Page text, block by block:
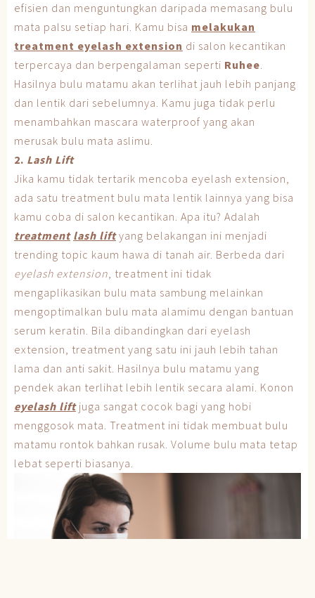
efisien dan menguntungkan daripada memasang bulu
mata palsu setiap hari. Kamu bisa melakukan
treatment eyelash extension di salon kecantikan
terpercaya dan berpengalaman seperti Ruhee.
Hasilnya bulu matamu akan terlihat jauh lebih panjang
dan lentik dari sebelumnya. Kamu juga tidak perlu
menambahkan mascara waterproof yang akan
merusak bulu mata aslimu.
2. Lash Lift
Jika kamu tidak tertarik mencoba eyelash extension,
ada satu treatment bulu mata lentik lainnya yang bisa
kamu coba di salon kecantikan. Apa itu? Adalah
treatment lash liftyang belakangan ini menjadi
trending topic kaum hawa di tanah air. Berbeda dari
eyelash extension, treatment ini tidak
mengaplikasikan bulu mata sambung melainkan
mengoptimalkan bulu mata alamimu dengan bantuan
serum keratin. Bila dibandingkan dari eyelash
extension, treatment yang satu ini jauh lebih tahan
lama dan anti sakit. Hasilnya bulu matamu yang
pendek akan terlihat lebih lentik secara alami. Konon
eyelash liftjuga sangat cocok bagi yang hobi
menggosok mata. Treatment ini tidak membuat bulu
matamu rontok bahkan rusak. Volume bulu mata tetap
lebat seperti biasanya.